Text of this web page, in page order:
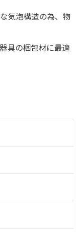
気泡構造の為、物
具の梱包材に最適